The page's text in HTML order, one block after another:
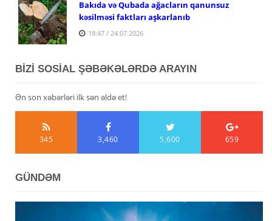
Bakıda və Qubada ağacların qanunsuz
kəsilməsi faktları aşkarlanıb
18:47 / 24.07.2026
BİZİ SOSİAL ŞƏBƏKƏLƏRDƏ ARAYIN
Ən son xəbərləri ilk sən əldə et!
345 3,460 5,600 659
GÜNDƏM